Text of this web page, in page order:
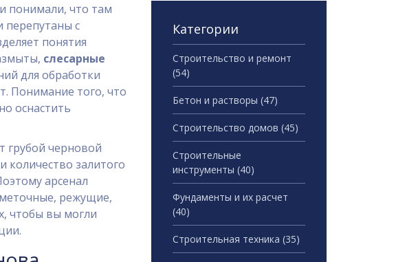
понимали, что там
перепутаны с
понятия
слесарные
для обработки
Понимание того, что
оснастить
грубой черновой
залитого
арсенал
режущие,
чтобы вы могли
Категории
Строительство и ремонт
(54)
Бетон и растворы (47)
Строительство домов (45)
Строительные
инструменты (40)
Фундаменты и их расчет
(40)
Строительная техника (35)